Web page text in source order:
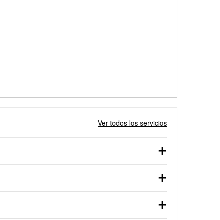
Ver todos los servicios
probarse dentro o fuera del vehículo y cargarse en
de nuestros profesionales te ayudará a encontrar
en el estacionamiento, o desmonta el